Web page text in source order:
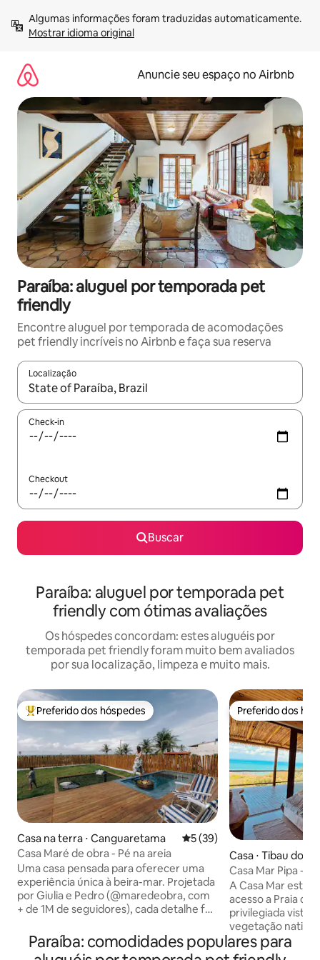
para
Mostrar idioma original
Anuncie seu espaço no Airbnb
Paraíba: aluguel por temporada pet
friendly
Encontre aluguel por temporada de acomodações
pet friendly incríveis no Airbnb e faça sua reserva
Localização
Quando os resultados estiverem disponíveis, explore-os
Check-in
Checkout
Buscar
Paraíba: aluguel por temporada pet
friendly com ótimas avaliações
Os hóspedes concordam: estes aluguéis por
temporada pet friendly foram muito bem avaliados
por sua localização, limpeza e muito mais.
Entre os melhores preferidos dos hóspedes
Preferido dos hóspedes
Casa na terra ⋅ Canguaretama 5 de uma avaliação média
5 (39)
Casa Maré de obra - Pé na areia
Uma casa pensada para oferecer uma
experiência única à beira-mar. Projetada
por Giulia e Pedro (@maredeobra, com
+ de 1M de seguidores), cada detalhe foi
inesquecível. O espaço conta com: -
Duas suítes com ar-condicionado -
Preferido dos
Preferido dos
Casa ⋅ Tibau do Sul
Casa Mar Pipa -
A Casa Mar está
acesso a Praia
privilegiada vista
vegetação nativa.
área gourmet, 2
cond., camas
Paraíba: comodidades populares para